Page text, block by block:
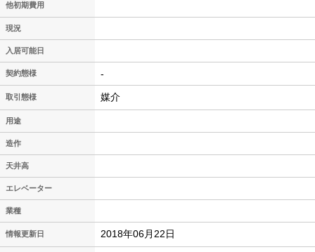
他初期費用
現況
入居可能日
契約態様 -
取引態様 媒介
用途
造作
天井高
エレベーター
業種
情報更新日 2018年06月22日